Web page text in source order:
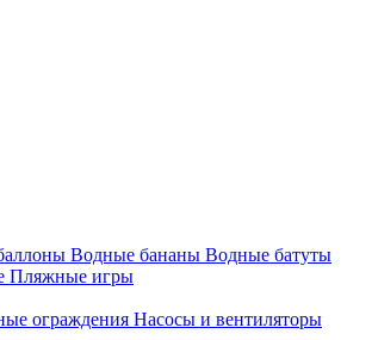
Водные бананы Водные батуты
Пляжные игры
ограждения Насосы и вентиляторы